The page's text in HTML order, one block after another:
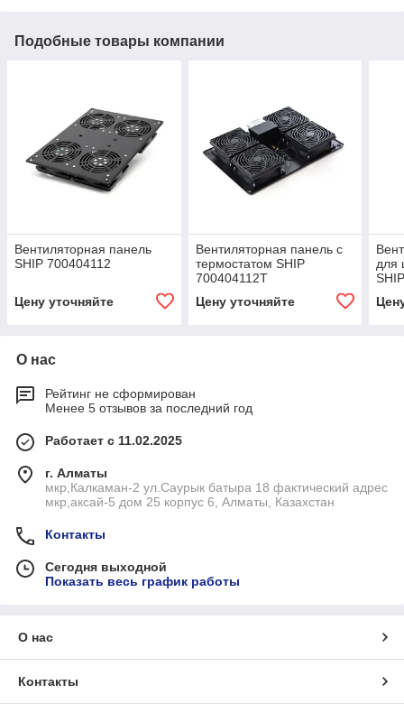
Подобные товары компании
Вентиляторная панель
SHIP 700404112
Цену уточняйте
Вентиляторная панель с
термостатом SHIP
700404112Т
Цену уточняйте
для
О нас
Рейтинг не сформирован
Менее 5 отзывов за последний год
Работает с 11.02.2025
г. Алматы
мкр,Калкаман-2 ул.Саурык батыра 18 фактический адрес
мкр,аксай-5 дом 25 корпус 6, Алматы, Казахстан
Контакты
Сегодня выходной
Показать весь график работы
О нас
Контакты